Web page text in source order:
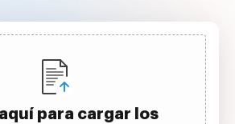
para cargar los